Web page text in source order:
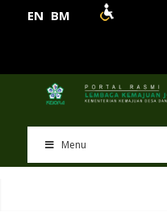
EN BM
Menu